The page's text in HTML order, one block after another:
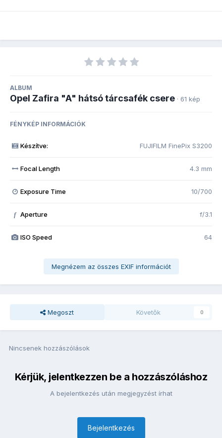
ALBUM
Opel Zafira "A" hátsó tárcsafék csere · 61 kép
FÉNYKÉP INFORMÁCIÓK
Készítve: FUJIFILM FinePix S3200
Focal Length 4.3 mm
Exposure Time 10/700
f Aperture f/3.1
ISO Speed 64
Megnézem az összes EXIF információt
Megoszt Követők 0
Nincsenek hozzászólások
Kérjük, jelentkezzen be a hozzászóláshoz
A bejelentkezés után megjegyzést írhat
Bejelentkezés